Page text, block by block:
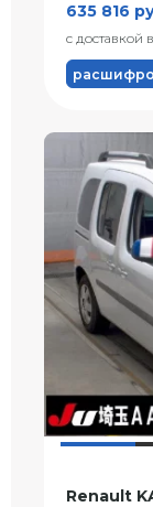
635 816
с доставкой
Renault